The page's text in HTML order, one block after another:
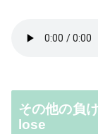
その他の負
lose